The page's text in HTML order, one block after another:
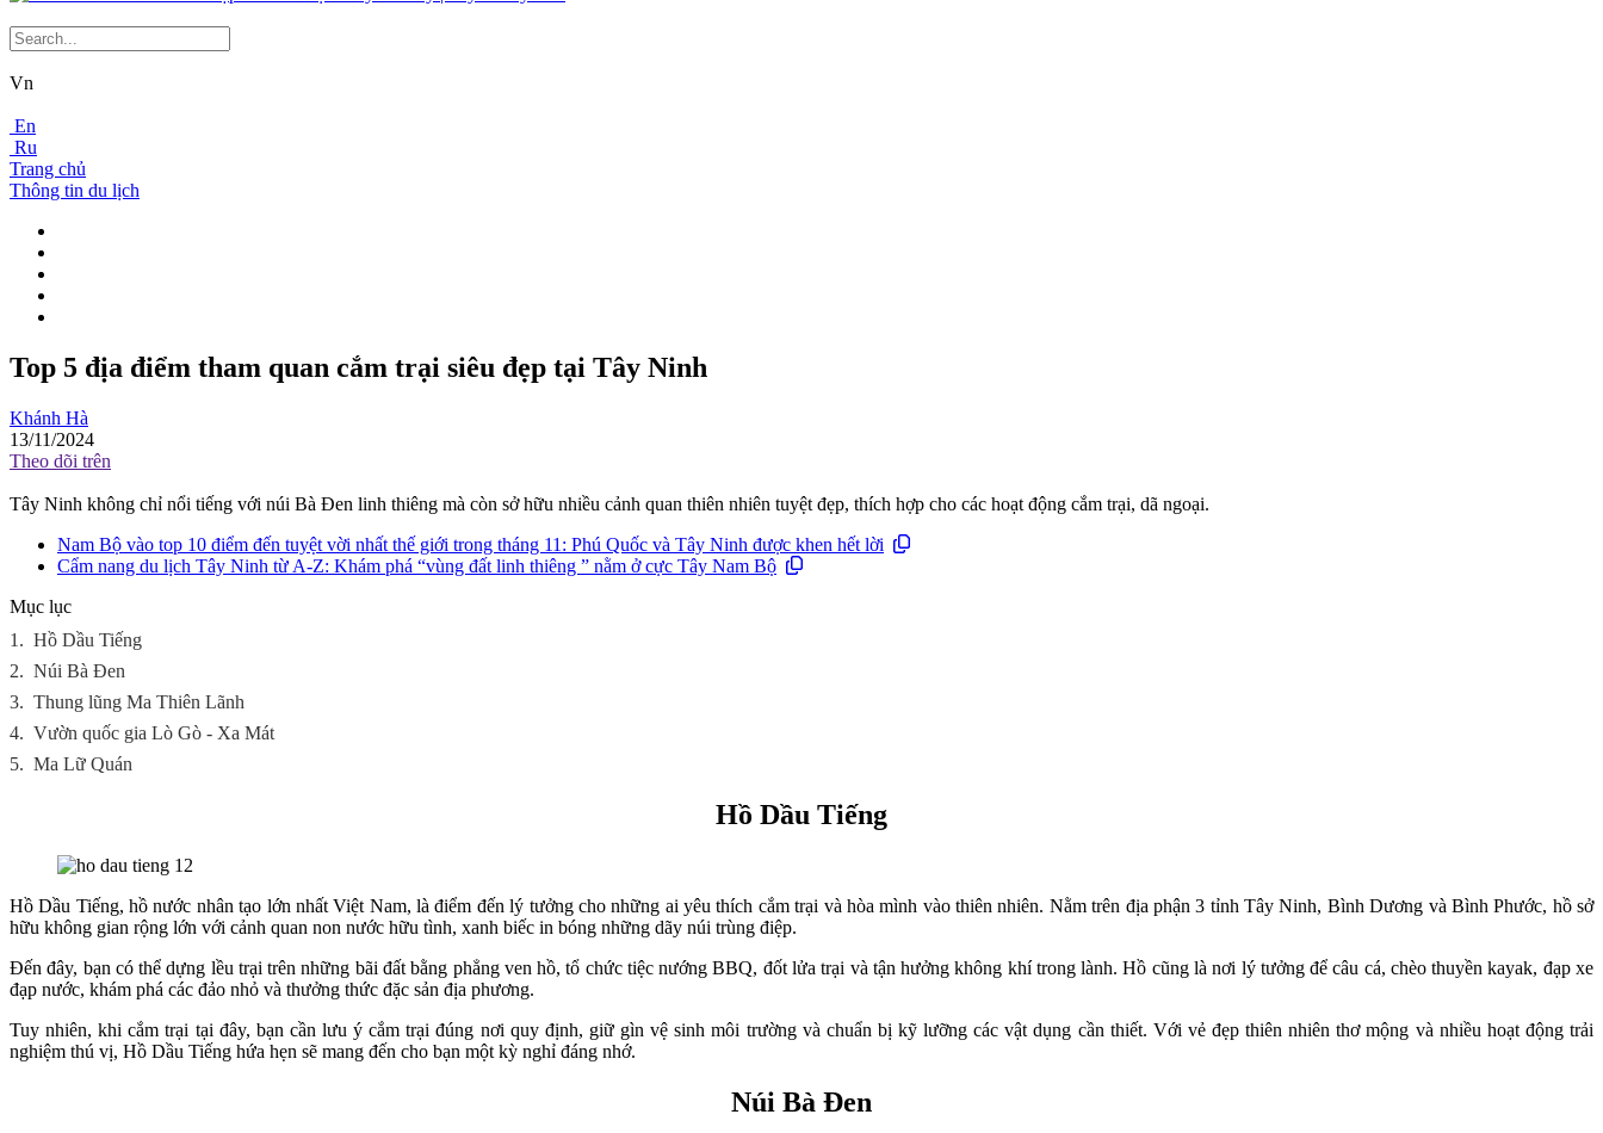
Vn
En
Ru
Trang chủ
Thông tin du lịch
Top 5 địa điểm tham quan cắm trại siêu đẹp tại Tây Ninh
Khánh Hà
13/11/2024
Theo dõi trên
Tây Ninh không chỉ nổi tiếng với núi Bà Đen linh thiêng mà còn sở hữu nhiều cảnh quan thiên nhiên tuyệt đẹp, thích hợp cho các hoạt động cắm trại, dã ngoại.
Nam Bộ vào top 10 điểm đến tuyệt vời nhất thế giới trong tháng 11: Phú Quốc và Tây Ninh được khen hết lời
Cẩm nang du lịch Tây Ninh từ A-Z: Khám phá “vùng đất linh thiêng ” nằm ở cực Tây Nam Bộ
Mục lục
1. Hồ Dầu Tiếng
2. Núi Bà Đen
3. Thung lũng Ma Thiên Lãnh
4. Vườn quốc gia Lò Gò - Xa Mát
5. Ma Lữ Quán
Hồ Dầu Tiếng
Hồ Dầu Tiếng, hồ nước nhân tạo lớn nhất Việt Nam, là điểm đến lý tưởng cho những ai yêu thích cắm trại và hòa mình vào thiên nhiên. Nằm trên địa phận 3 tỉnh Tây Ninh, Bình Dương và Bình Phước, hồ sở
hữu không gian rộng lớn với cảnh quan non nước hữu tình, xanh biếc in bóng những dãy núi trùng điệp.
Đến đây, bạn có thể dựng lều trại trên những bãi đất bằng phẳng ven hồ, tổ chức tiệc nướng BBQ, đốt lửa trại và tận hưởng không khí trong lành. Hồ cũng là nơi lý tưởng để câu cá, chèo thuyền kayak, đạp xe
đạp nước, khám phá các đảo nhỏ và thưởng thức đặc sản địa phương.
Tuy nhiên, khi cắm trại tại đây, bạn cần lưu ý cắm trại đúng nơi quy định, giữ gìn vệ sinh môi trường và chuẩn bị kỹ lưỡng các vật dụng cần thiết. Với vẻ đẹp thiên nhiên thơ mộng và nhiều hoạt động trải
nghiệm thú vị, Hồ Dầu Tiếng hứa hẹn sẽ mang đến cho bạn một kỳ nghỉ đáng nhớ.
Núi Bà Đen